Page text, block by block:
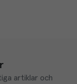
artiklar och